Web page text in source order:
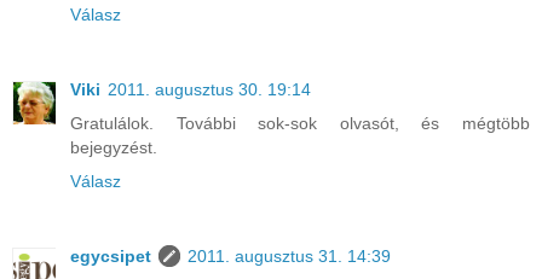
Válasz
Viki 2011. augusztus 30. 19:14
Gratulálok. További sok-sok olvasót, és mégtöbb
bejegyzést.
Válasz
egycsipet
2011. augusztus 31. 14:39